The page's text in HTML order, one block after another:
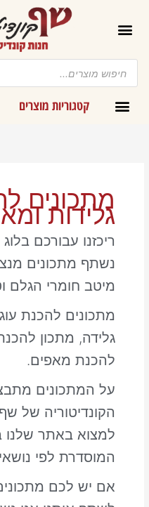
Products
search
קטגוריות מוצרים
מתכונים
גלידות
ריכזנו עבורכם
נשתף מתכונים
מיטב חומרי הגלם
מתכונים להכנת
גלידה, מתכון
להכנת מאפים.
על המתכונים
הקונדיטוריה של
למצוא באתר שלנו
המוסדרת לפי
אם יש לכם